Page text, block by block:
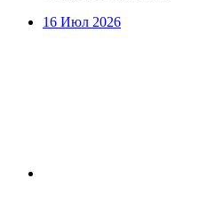
16 Июл 2026